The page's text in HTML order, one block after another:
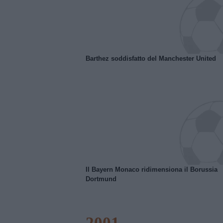
Barthez soddisfatto del Manchester United
Il Bayern Monaco ridimensiona il Borussia
Dortmund